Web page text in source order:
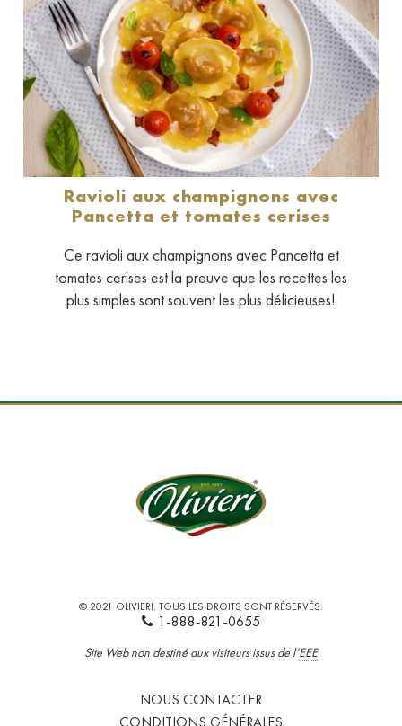
Ravioli aux champignons avec
Pancetta et tomates cerises
Ce ravioli aux champignons avec Pancetta et
tomates cerises est la preuve que les recettes les
plus simples sont souvent les plus délicieuses!
© 2021 OLIVIERI. TOUS LES DROITS SONT RÉSERVÉS.
1-888-821-0655
Site Web non destiné aux visiteurs issus de l’EEE
NOUS CONTACTER